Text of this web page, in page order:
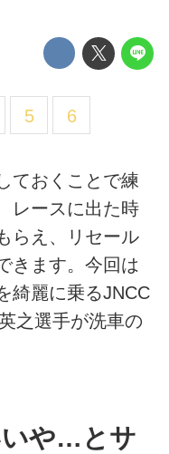
5 6
ておくことで練
レースに出た時
らえ、リセール
きます。今回は
綺麗に乗るJNCC
之選手が洗車の
いや…とサ